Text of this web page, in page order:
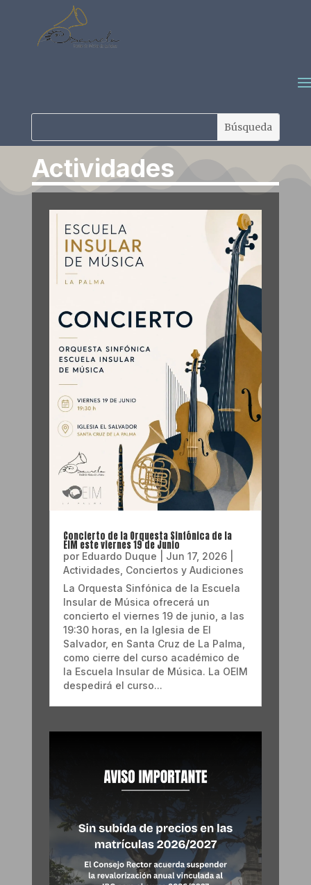
Actividades
Concierto de la Orquesta Sinfónica de la
EIM este viernes 19 de Junio
por Eduardo Duque Jun 17, 2026|
Actividades Conciertos y Audiciones
La Orquesta Sinfónica de la Escuela
Insular de Música ofrecerá un
concierto el viernes 19 de junio, a las
19:30 horas, en la Iglesia de El
Salvador, en Santa Cruz de La Palma,
como cierre del curso académico de
la Escuela Insular de Música. La OEIM
despedirá el curso...